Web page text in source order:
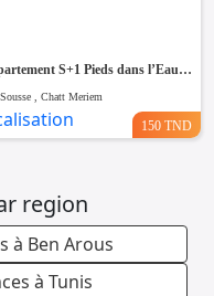
Appartement S+1 Pieds dans l’Eau – Résidence Folla Chatt Meriem (Sousse)
Sousse , Chatt Meriem
150 TND
region
à Ben Arous
à Tunis